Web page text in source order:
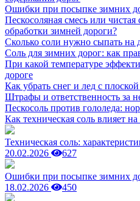
Ошибки при посыпке зимних
Пескосоляная смесь или чистая
обработки зимней дороги?
Сколько соли нужно сыпать на
Соль для зимних дорог: как
При какой температуре
дороге
Как убрать снег и лед с
Штрафы и ответственность за
Пескосоль против гололеда:
Как техническая соль влияет
Техническая соль:
20.02.2026
627
Ошибки при посыпке зимних
18.02.2026
450